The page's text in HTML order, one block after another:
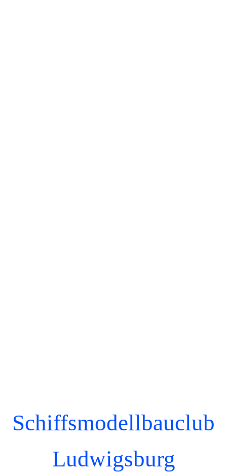
Schiffsmodellbauclub
Ludwigsburg